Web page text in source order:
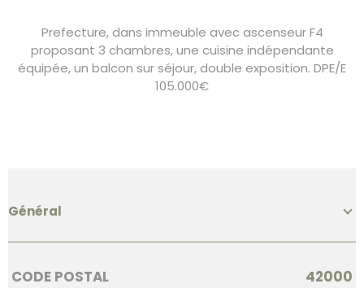
Prefecture, dans immeuble avec ascenseur F4
proposant 3 chambres, une cuisine indépendante
équipée, un balcon sur séjour, double exposition. DPE/E
105.000€
Général
Caractérisque Valeurs
CODE POSTAL 42000